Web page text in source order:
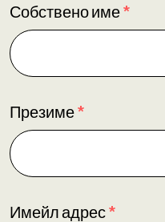
Собствено име*
Презиме*
Имейл адрес*